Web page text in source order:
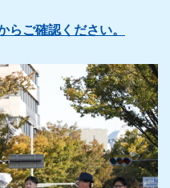
らご確認ください。